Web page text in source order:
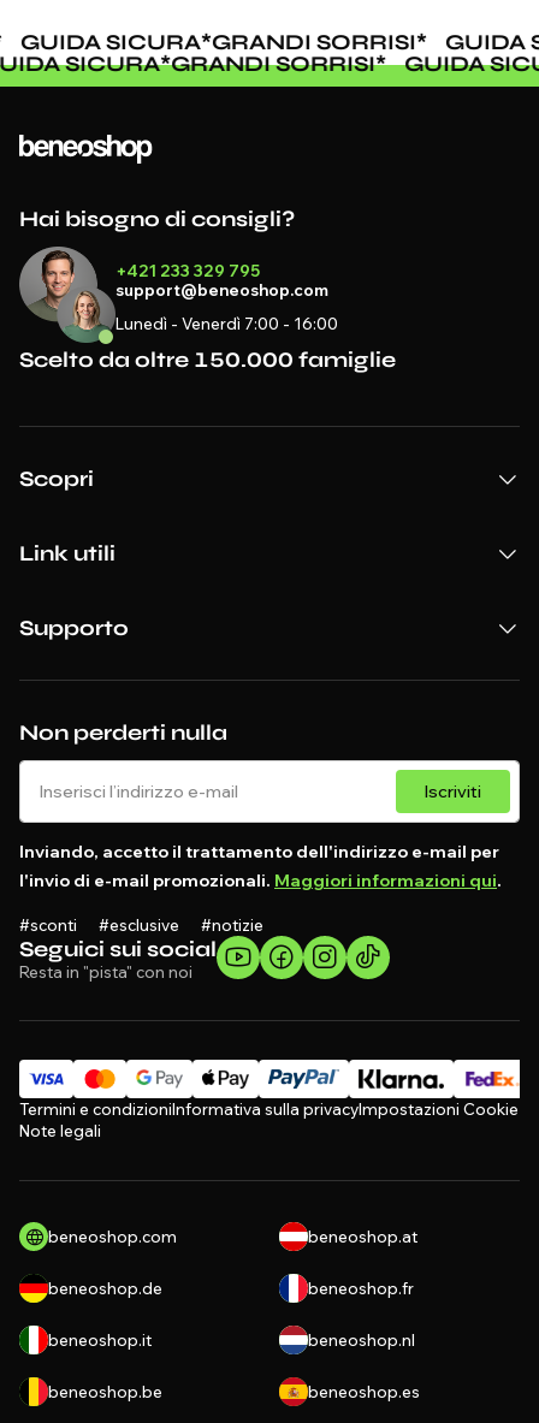
SICURA*GRANDI SORRISI*
GUIDA
GUIDA SICURA*GRANDI SORRISI* GUIDA
Seguici sui social
Resta in "pista" con noi
Non perderti nulla
Iscriviti
Inviando, accetto il trattamento dell'indirizzo e-mail per
l'invio di e-mail promozionali. Maggiori informazioni qui.
#sconti #esclusive #notizie
Hai bisogno di consigli?
+421 233 329 795
support@beneoshop.com
Lunedì - Venerdì 7:00 - 16:00
Scelto da oltre 150.000 famiglie
Scopri
Link utili
Supporto
Termini e condizioniInformativa sulla privacyImpostazioni Cookie
Note legali
beneoshop.com beneoshop.at
beneoshop.de beneoshop.fr
beneoshop.it beneoshop.nl
beneoshop.be beneoshop.es